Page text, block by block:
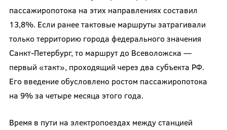
пассажиропотока на этих направлениях составил
13,8%. Если ранее тактовые маршруты затрагивали
только территорию города федерального значения
Санкт-Петербург, то маршрут до Всеволожска —
первый «такт», проходящий через два субъекта РФ.
Его введение обусловлено ростом пассажиропотока
на 9% за четыре месяца этого года.
Время в пути на электропоездах между станцией